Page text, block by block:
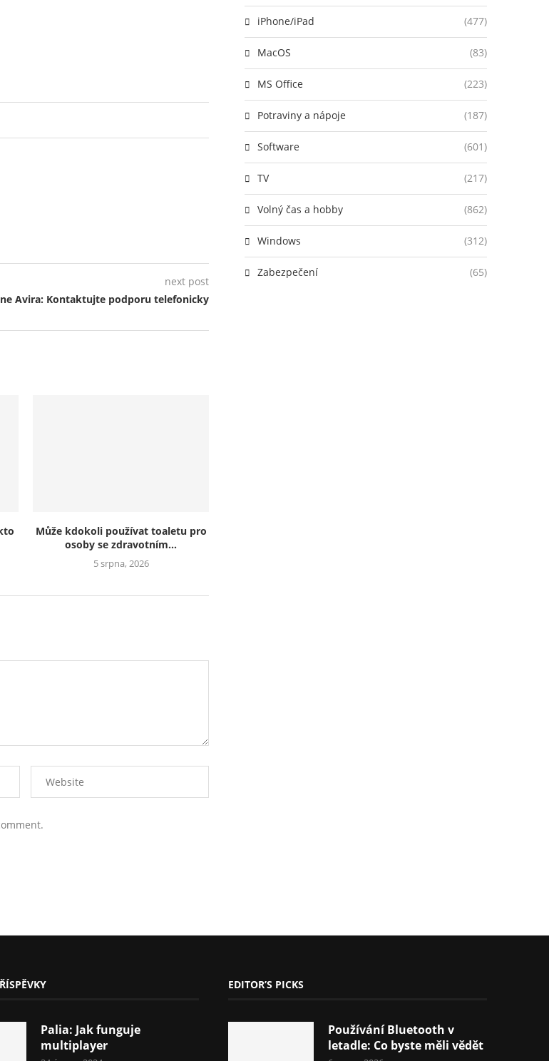
next post
Avira: Kontaktujte podporu telefonicky
Může kdokoli používat toaletu pro
osoby se zdravotním...
5 srpna, 2026
iPhone/iPad (477)
MacOS (83)
MS Office (223)
Potraviny a nápoje (187)
Software (601)
TV (217)
Volný čas a hobby (862)
Windows (312)
Zabezpečení (65)
Palia: Jak funguje
multiplayer
EDITOR’S PICKS
Používání Bluetooth v
letadle: Co byste měli vědět